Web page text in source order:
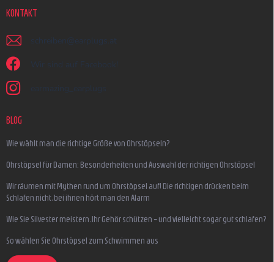
KONTAKT
schreiben @ earplugs.at
Wir sind auf Facebook!
earmazing_earplugs
BLOG
Wie wählt man die richtige Größe von Ohrstöpseln?
Ohrstöpsel für Damen: Besonderheiten und Auswahl der richtigen Ohrstöpsel
Wir räumen mit Mythen rund um Ohrstöpsel auf! Die richtigen drücken beim
Schlafen nicht, bei ihnen hört man den Alarm
Wie Sie Silvester meistern, Ihr Gehör schützen – und vielleicht sogar gut schlafen?
So wählen Sie Ohrstöpsel zum Schwimmen aus